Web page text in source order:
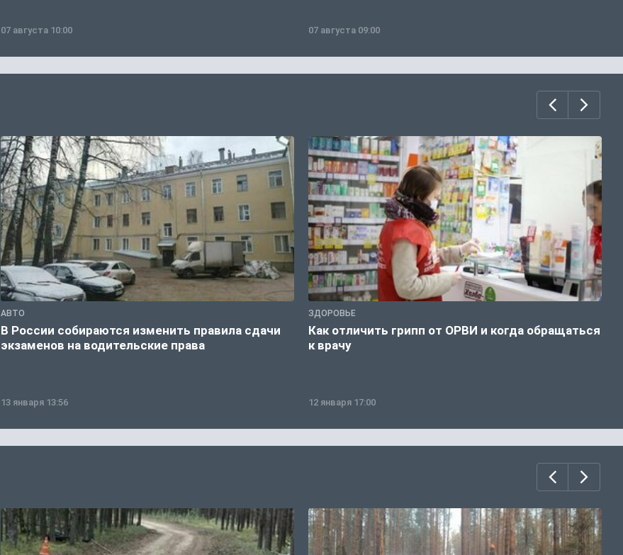
07 августа 10:00 07 августа 09:00
АВТО
В России собираются изменить правила сдачи
экзаменов на водительские права
13 января 13:56
ЗДОРОВЬЕ
Как отличить грипп от ОРВИ и когда обращаться
к врачу
12 января 17:00